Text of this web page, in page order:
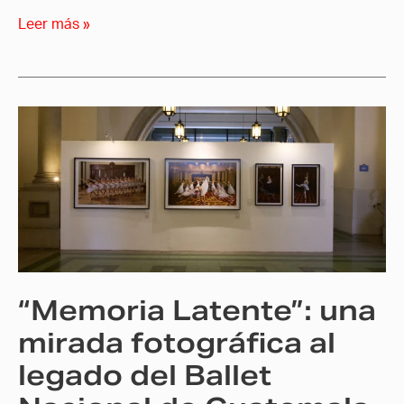
Leer más »
“Memoria Latente”: una
mirada fotográfica al
legado del Ballet
Latente”:
mirada
fotográfica
legado
Ballet
de
Guatemala
Christa